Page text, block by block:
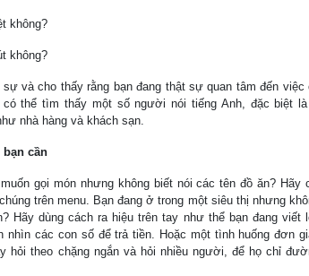
không?
không?
và cho thấy rằng bạn đang thật sự quan tâm đến việc
có thể tìm thấy một số người nói tiếng Anh, đặc biệt
nhà hàng và khách sạn.
cần
gọi món nhưng không biết nói các tên đồ ăn? Hãy
trên menu. Bạn đang ở trong một siêu thị nhưng
Hãy dùng cách ra hiệu trên tay như thể bạn đang viết
nhìn các con số để trả tiền. Hoặc một tình huống đơn
hỏi theo chặng ngắn và hỏi nhiều người, để họ chỉ